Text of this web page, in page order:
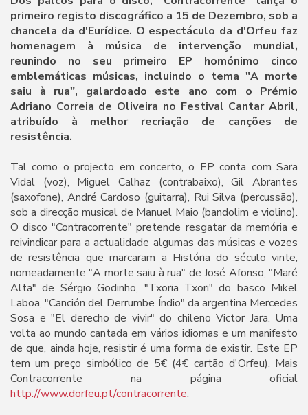
primeiro registo discográfico a 15 de Dezembro, sob a
chancela da d'Eurídice. O espectáculo da d'Orfeu faz
homenagem à música de intervenção mundial,
reunindo no seu primeiro EP homónimo cinco
emblemáticas músicas, incluindo o tema "A morte
saiu à rua", galardoado este ano com o Prémio
Adriano Correia de Oliveira no Festival Cantar Abril,
atribuído à melhor recriação de canções de
resistência.
Tal como o projecto em concerto, o EP conta com Sara
Vidal (voz), Miguel Calhaz (contrabaixo), Gil Abrantes
(saxofone), André Cardoso (guitarra), Rui Silva (percussão),
sob a direcção musical de Manuel Maio (bandolim e violino).
O disco "Contracorrente" pretende resgatar da memória e
reivindicar para a actualidade algumas das músicas e vozes
de resistência que marcaram a História do século vinte,
nomeadamente "A morte saiu à rua" de José Afonso, "Maré
Alta" de Sérgio Godinho, "Txoria Txori" do basco Mikel
Laboa, "Canción del Derrumbe Índio" da argentina Mercedes
Sosa e "El derecho de vivir" do chileno Victor Jara. Uma
volta ao mundo cantada em vários idiomas e um manifesto
de que, ainda hoje, resistir é uma forma de existir. Este EP
tem um preço simbólico de 5€ (4€ cartão d'Orfeu). Mais
Contracorrente na página oficial
http://www.dorfeu.pt/contracorrente.